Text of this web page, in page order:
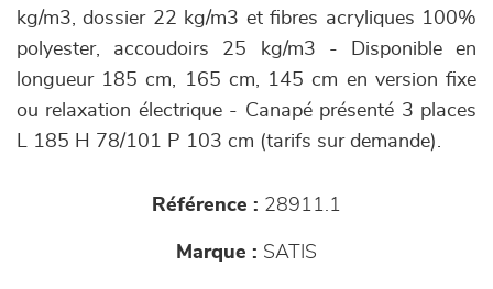
kg/m3, dossier 22 kg/m3 et fibres acryliques 100%
polyester, accoudoirs 25 kg/m3 - Disponible en
longueur 185 cm, 165 cm, 145 cm en version fixe
ou relaxation électrique - Canapé présenté 3 places
L 185 H 78/101 P 103 cm (tarifs sur demande).
Référence : 28911.1
Marque : SATIS